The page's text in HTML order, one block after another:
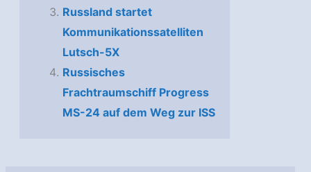
Russland startet
Kommunikationssatelliten
Lutsch-5X
Russisches
Frachtraumschiff Progress
MS-24 auf dem Weg zur ISS